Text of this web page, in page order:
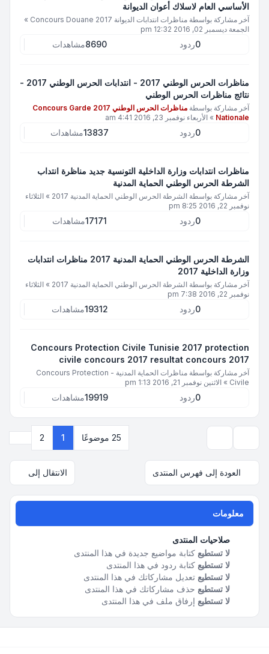
الأساسي العام لاسلاك أعوان الديوانة
آخر مشاركة بواسطة مناظرات انتدابات الديوانة 2017 Concours Douane
»
الجمعة ديسمبر 02, 2016 12:32 pm
0ردود 8690مشاهدات
مناظرات الحرس الوطني 2017 - انتدابات الحرس الوطني 2017 -
نتائج مناظرات الحرس الوطني
آخر مشاركة بواسطة
مناظرات الحرس الوطني 2017 Concours Garde
Nationale
» الأربعاء نوفمبر 23, 2016 4:41 am
0ردود 13837مشاهدات
مناظرات انتدابات وزارة الداخلية التونسية جديد مناظرة انتداب
الشرطة الحرس الوطني الحماية المدنية
آخر مشاركة بواسطة الشرطة الحرس الوطني الحماية المدنية 2017 » الثلاثاء
نوفمبر 22, 2016 8:25 pm
0ردود 17171مشاهدات
الشرطة الحرس الوطني الحماية المدنية 2017 مناظرات انتدابات
وزارة الداخلية 2017
آخر مشاركة بواسطة الشرطة الحرس الوطني الحماية المدنية 2017 » الثلاثاء
نوفمبر 22, 2016 7:38 pm
0ردود 19312مشاهدات
Concours Protection Civile Tunisie 2017 protection
civile concours 2017 resultat concours 2017
آخر مشاركة بواسطة
مناظرات الحماية المدنية - Concours Protection
Civile
» الاثنين نوفمبر 21, 2016 1:13 pm
0ردود 19919مشاهدات
25 موضوعًا 1
2
العودة إلى فهرس المنتدى الانتقال إلى
معلومات
صلاحيات المنتدى
لا تستطيع كتابة مواضيع جديدة في هذا المنتدى
لا تستطيع كتابة ردود في هذا المنتدى
لا تستطيع تعديل مشاركاتك في هذا المنتدى
لا تستطيع حذف مشاركاتك في هذا المنتدى
لا تستطيع إرفاق ملف في هذا المنتدى